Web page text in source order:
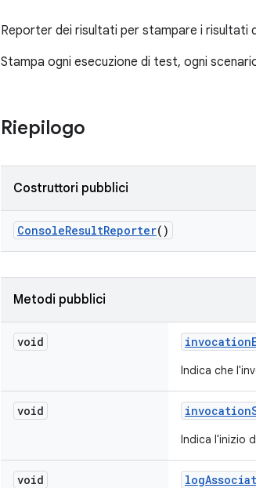
Reporter dei risultati per stampare i risultati
Stampa ogni esecuzione di test, ogni
Riepilogo
Costruttori pubblici
ConsoleResultReporter()
Metodi pubblici
void invocation
Indica che
void invocation
Indica l'inizio
void log